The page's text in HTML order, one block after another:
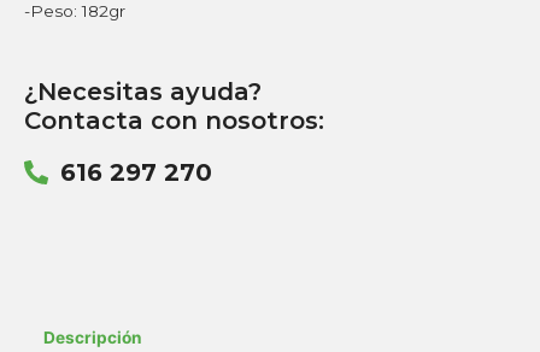
-Peso: 182gr
¿Necesitas ayuda?
Contacta con nosotros:
616 297 270
Descripción